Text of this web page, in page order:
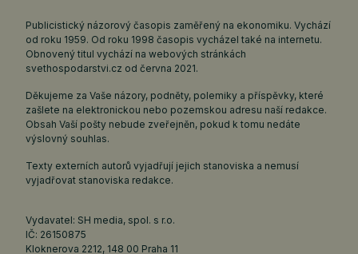
Publicistický názorový časopis zaměřený na ekonomiku. Vychází
od roku 1959. Od roku 1998 časopis vycházel také na internetu.
Obnovený titul vychází na webových stránkách
svethospodarstvi.cz od června 2021.
Děkujeme za Vaše názory, podněty, polemiky a příspěvky, které
zašlete na elektronickou nebo pozemskou adresu naší redakce.
Obsah Vaší pošty nebude zveřejněn, pokud k tomu nedáte
výslovný souhlas.
Texty externích autorů vyjadřují jejich stanoviska a nemusí
vyjadřovat stanoviska redakce.
Vydavatel: SH media, spol. s r.o.
IČ: 26150875
Kloknerova 2212, 148 00 Praha 11